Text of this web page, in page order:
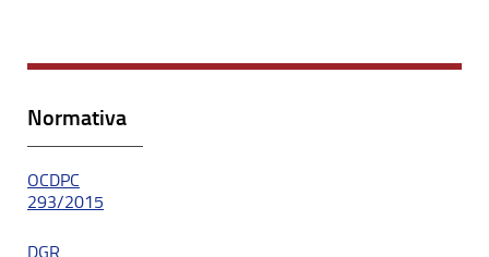
Normativa
OCDPC
293/2015
DGR